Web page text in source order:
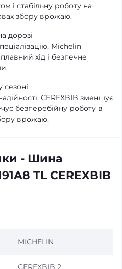
і стабільну роботу на
збору врожаю.
дорозі
Michelin
хід і безпечне
CEREXBIB зменшує
безперебійну роботу в
врожаю.
- Шина
TL CEREXBIB
MICHELIN
CEREXBIB 2